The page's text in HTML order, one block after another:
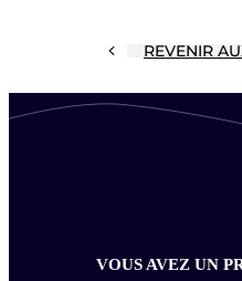
REVENIR
VOUS AVEZ UN